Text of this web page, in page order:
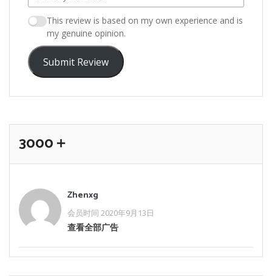
This review is based on my own experience and is
my genuine opinion.
Submit Review
3000＋
Zhenxg
会员时间 2020年9月13日
查看全部广告